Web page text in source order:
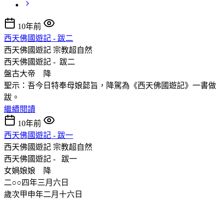
10年前
西天佛國遊記 - 跋二
西天佛國遊記 宗教超自然
西天佛國遊記 - 跋二
盤古大帝 降
聖示：吾今日特奉母娘懿旨，降駕為《西天佛國遊記》一書做
跋。
繼續閱讀
10年前
西天佛國遊記 - 跋一
西天佛國遊記 宗教超自然
西天佛國遊記 - 跋一
女媧娘娘 降
二○○四年三月六日
歲次甲申年二月十六日